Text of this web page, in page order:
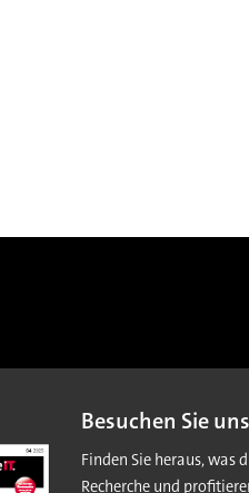
Besuchen Sie
Finden Sie heraus, was
Recherche und